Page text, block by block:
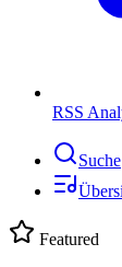
RSS
Suche
Featured